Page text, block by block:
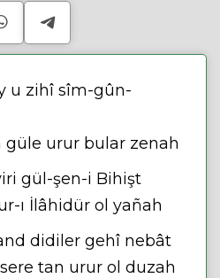
u zihî sîm-gûn-
urur bular zenah
gül-şen-i Bihişt
ı İlâhidür ol yañah
didiler gehî nebât
tan urur ol duzah